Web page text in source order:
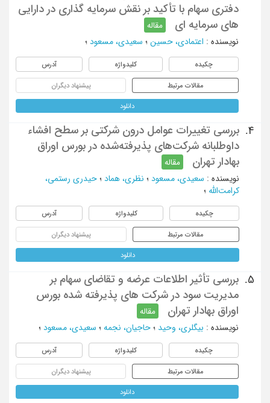
دفتری سهام با تأکید بر نقش سرمایه گذاری در دارایی
های سرمایه ای
مقاله
نویسنده : اعتمادی، حسین ؛ سعیدی، مسعود ؛
چکیده کلیدواژه آدرس
مقالات مرتبط پیشنهاد دیگران
دانلود
4.
بررسی تغییرات عوامل درون شرکتی بر سطح افشاء
داوطلبانه شرکت‌های پذیرفته‌شده در بورس اوراق
بهادار تهران
مقاله
نویسنده : سعیدی، مسعود ؛ نظری، هماد ؛ حیدری رستمی،
کرامت‌الله ؛
چکیده کلیدواژه آدرس
مقالات مرتبط پیشنهاد دیگران
دانلود
5.
بررسی تأثیر اطلاعات عرضه و تقاضای سهام بر
مدیریت سود در شرکت های پذیرفته شده بورس
اوراق بهادار تهران
مقاله
نویسنده : بیگلری، وحید ؛ حاجیان، نجمه ؛ سعیدی، مسعود ؛
چکیده کلیدواژه آدرس
مقالات مرتبط پیشنهاد دیگران
دانلود